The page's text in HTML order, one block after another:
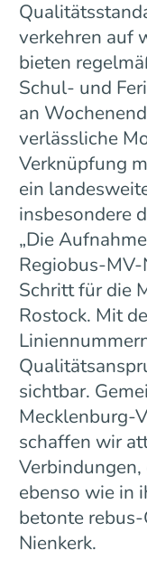
verkehren auf
bieten
Schul- und
an
verlässliche
Verknüpfung
ein
insbesondere
„Die
Regiobus-
Schritt für die
Rostock. Mit
sichtbar.
Mecklenburg-
schaffen wir
ebenso wie in
betonte
Nienkerk.